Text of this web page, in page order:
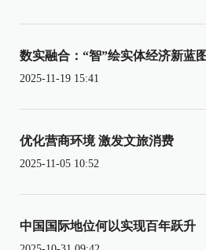
数实融合：“智”绘实体经济新蓝图
2025-11-19 15:41
优化营商环境 激发文旅消费
2025-11-05 10:52
中国国际地位何以实现百年跃升